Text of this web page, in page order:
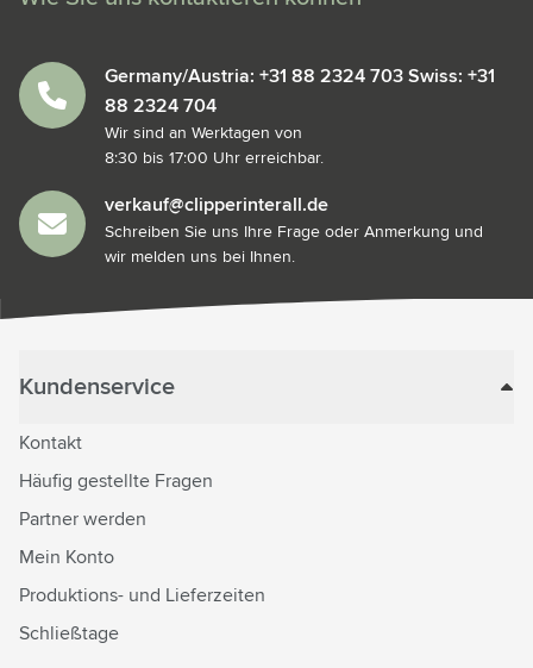
Germany/Austria: +31 88 2324 703 Swiss: +31
88 2324 704
Wir sind an Werktagen von
8:30 bis 17:00 Uhr erreichbar.
verkauf@clipperinterall.de
Schreiben Sie uns Ihre Frage oder Anmerkung und
wir melden uns bei Ihnen.
Kundenservice
Kontakt
Häufig gestellte Fragen
Partner werden
Mein Konto
Produktions- und Lieferzeiten
Schließtage